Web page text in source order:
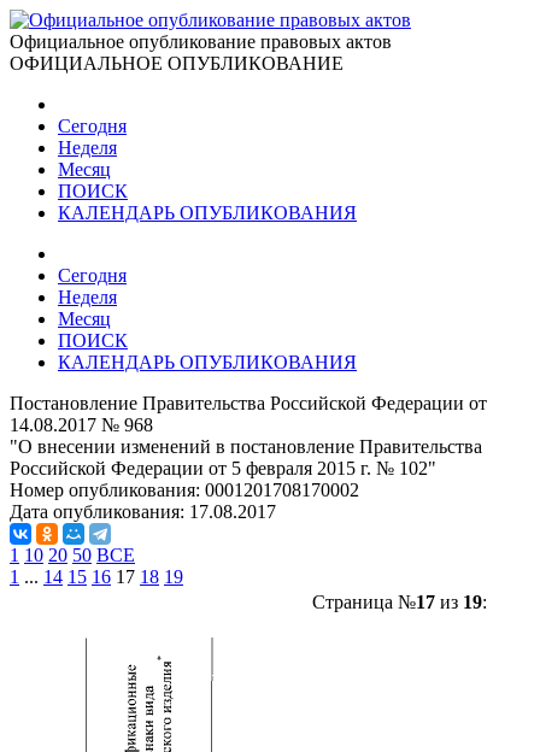
Официальное опубликование правовых актов
ОФИЦИАЛЬНОЕ ОПУБЛИКОВАНИЕ
Сегодня
Неделя
Месяц
ПОИСК
КАЛЕНДАРЬ ОПУБЛИКОВАНИЯ
Сегодня
Неделя
Месяц
ПОИСК
КАЛЕНДАРЬ ОПУБЛИКОВАНИЯ
Постановление Правительства Российской Федерации от
14.08.2017 № 968
"О внесении изменений в постановление Правительства
Российской Федерации от 5 февраля 2015 г. № 102"
Номер опубликования: 0001201708170002
Дата опубликования: 17.08.2017
1 10 20 50 ВСЕ
1 ... 14 15 16 17 18 19
Страница №17из 19: